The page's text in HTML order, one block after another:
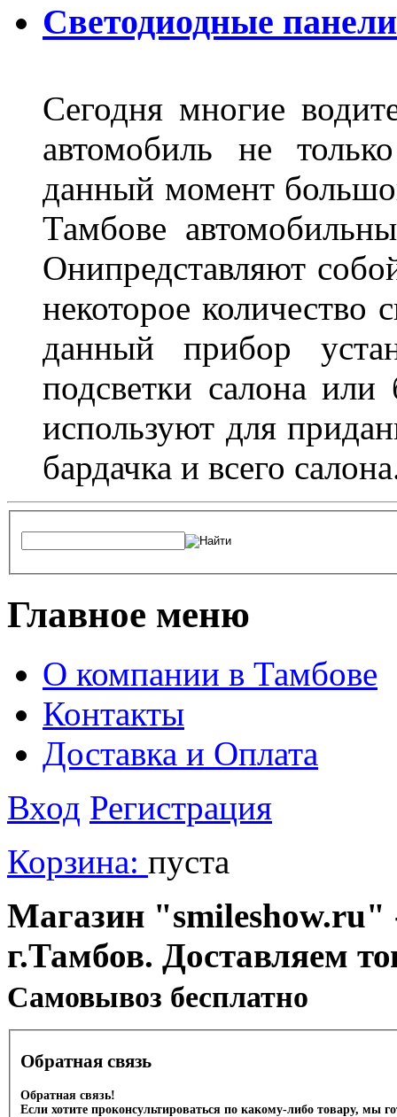
Светодиодные
Сегодня многие
автомобиль не
данный момент
Тамбове
Онипредставляют
некоторое количество
данный прибор
подсветки салона
используют для
бардачка и всего
Главное меню
О компании в Тамбове
Контакты
Доставка и Оплата
Вход Регистрация
Корзина: пуста
Магазин "smileshow.ru"
г.Тамбов. Доставляем
Cамовывоз бесплатно
Обратная связь
Обратная связь!
Если хотите проконсультироваться по какому-либо товару, мы